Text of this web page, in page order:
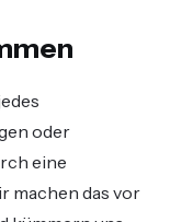
oder
eine
machen das vor